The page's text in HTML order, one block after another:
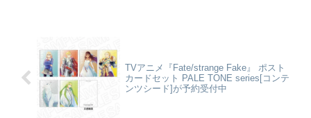
TVアニメ『Fate/strange Fake』 ポスト
カードセット PALE TONE series[コンテ
ンツシード]が予約受付中